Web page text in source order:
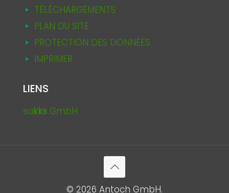
TÉLÉCHARGEMENTS
PLAN DU SITE
PROTECTION DES DONNÉES
IMPRIMER
LIENS
sakks GmbH
© 2026 Antoch GmbH.